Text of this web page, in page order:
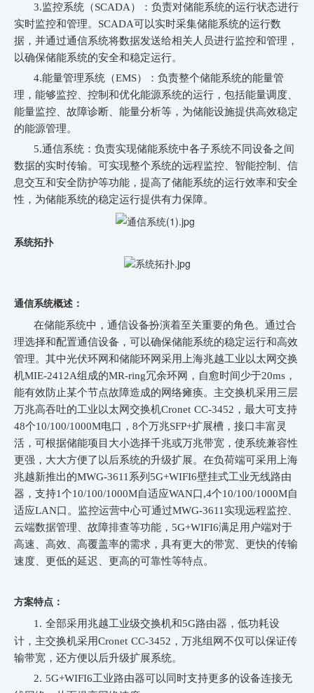
3.监控系统（SCADA）：负责对储能系统的运行状态进行
实时监控和管理。SCADA可以实时采集储能系统的运行数
据，并通过通信系统将数据发送给相关人员进行监控和管理，
以确保储能系统的安全和稳定运行。
4.能量管理系统（EMS）：负责整个储能系统的能量管
理，能够监控、控制和优化能源系统的运行，包括能量调度、
能量监控、故障诊断、能量分析等，为储能设施提供高效稳定
的能源管理。
5.通信系统：负责实现储能系统中各子系统不同设备之间
数据的实时传输。可实现整个系统的远程监控、智能控制、信
息交互和安全防护等功能，提高了储能系统的运行效率和安全
性，为储能系统的稳定运行提供有力保障。
系统拓扑
通信系统概述：
在储能系统中，通信设备扮演着至关重要的角色。通过合
理选择和配置通信设备，可以确保储能系统的稳定运行和高效
管理。其中光伏环网和储能环网采用上海兆越工业以太网交换
机MIE-2412A组成的MR-ring冗余环网，自愈时间少于20ms，
能有效防止某个节点故障造成的网络瘫痪。主交换机采用三层
万兆高吞吐的工业以太网交换机Cronet CC-3452，最大可支持
48个10/100/1000M电口，8个万兆SFP+扩展槽，接口丰富灵
活，可根据储能项目大小选择千兆或万兆带宽，使系统兼容性
更强，大大方便了以后系统的升级扩展。在负荷端可采用上海
兆越新推出的MWG-3611系列5G+WIFI6壁挂式工业无线路由
器， 支持1个10/100/1000M自适应WAN口,4个10/100/1000M自
适应LAN口。监控运营中心可通过MWG-3611 实现远程监控、
云端数据管理、故障排查等功能， 5G+WIFI6满足用户端对于
高速、高效、高覆盖率的需求，具有更大的带宽、更快的传输
速度、更低的延迟、更高的可靠性等特点。
方案特点：
1. 全部采用兆越工业级交换机和5G路由器，低功耗设
计，主交换机采用Cronet CC-3452，万兆组网不仅可以保证传
输带宽，还方便以后升级扩展系统。
2. 5G+WIFI6工业路由器可以同时支持更多的设备连接无